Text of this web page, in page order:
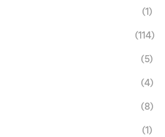
(1)
(114)
(5)
(4)
(8)
(1)